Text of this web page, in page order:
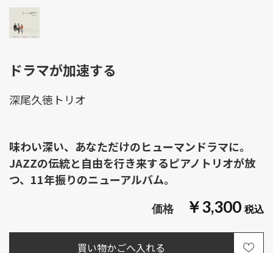
ドラマが加速する
￥3,300
深尾久徳トリオ
味わい深い、あなただけのヒューマンドラマに。
JAZZの伝統と自由を行き来するピアノトリオが放
つ、11年振りのニューアルバム。